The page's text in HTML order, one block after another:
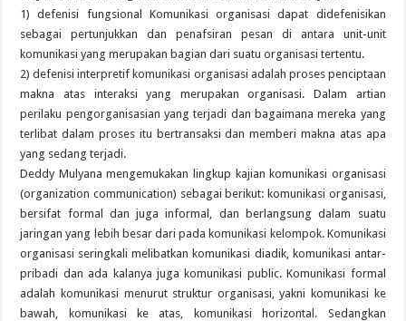
1) defenisi fungsional Komunikasi organisasi dapat didefenisikan
sebagai pertunjukkan dan penafsiran pesan di antara unit-unit
komunikasi yang merupakan bagian dari suatu organisasi tertentu.
2) defenisi interpretif komunikasi organisasi adalah proses penciptaan
makna atas interaksi yang merupakan organisasi. Dalam artian
perilaku pengorganisasian yang terjadi dan bagaimana mereka yang
terlibat dalam proses itu bertransaksi dan memberi makna atas apa
yang sedang terjadi.
Deddy Mulyana mengemukakan lingkup kajian komunikasi organisasi
(organization communication) sebagai berikut: komunikasi organisasi,
bersifat formal dan juga informal, dan berlangsung dalam suatu
jaringan yang lebih besar dari pada komunikasi kelompok. Komunikasi
organisasi seringkali melibatkan komunikasi diadik, komunikasi antar-
pribadi dan ada kalanya juga komunikasi public. Komunikasi formal
adalah komunikasi menurut struktur organisasi, yakni komunikasi ke
bawah, komunikasi ke atas, komunikasi horizontal. Sedangkan